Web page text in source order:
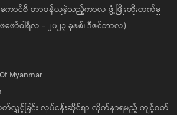
းကောင်စီ တာဝန်ယူခဲ့သည့်ကာလ ဖွံ့ဖြိုးတိုးတက်မှု
ဖော်ဝါရီလ - ၂၀၂၃ ခုနှစ်၊ ဒီဇင်ဘာလ)
Myanmar
လွှင့်ခြင်း လုပ်ငန်းဆိုင်ရာ လိုက်နာရမည့် ကျင့်ဝတ်